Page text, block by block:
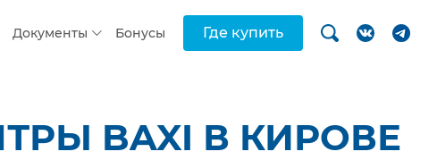
Документы Бонусы Где купить
BAXI В КИРОВЕ